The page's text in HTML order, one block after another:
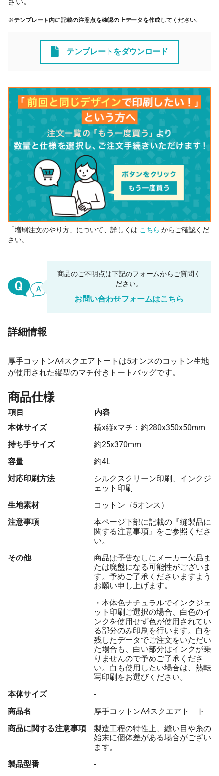
※テンプレート内に記載の注意点を確認の上データを作成してください。
テンプレートをダウンロード
「増刷注文のやり方」について、詳しくは こちら からご確認くだ
さい。
商品のご不明点は下記のフォームからご質問く
ださい。
お問い合わせフォームはこちら
詳細情報
厚手コットンA4スクエアトートは5オンスのコットン生地
が使用された縦型のマチ付きトートバッグです。
商品仕様
項目
内容
本体サイズ
横x縦xマチ：約280x350x50mm
持ち手サイズ
約25x370mm
容量
約4L
対応印刷方法
シルクスクリーン印刷、インクジ
ェット印刷
生地素材
コットン（5オンス）
注意事項
本ページ下部に記載の『縫製品に
関する注意事項』をご参照くださ
い。
その他
商品は予告なしにメーカー欠品ま
たは廃盤になる可能性がございま
す。予めご了承くださいますよう
お願い申し上げます。
・本体色ナチュラルでインクジェ
ット印刷ご選択の場合、白色のイ
ンクを使用せず色が使用されてい
る部分のみ印刷を行います。白を
残したデータでご注文をいただい
た場合も、白い部分はインクが乗
りませんので予めご了承くださ
い。白も使用したい場合は、熱転
写印刷をお選びください。
本体サイズ
-
商品名
厚手コットンA4スクエアトート
商品に関する注意事項
製造工程の特性上、縫い目や糸の
始末に個体差がある場合がござい
ます。
製品型番
-